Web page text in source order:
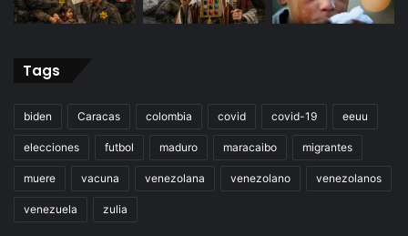
Tags
biden Caracas colombia covid covid-19 eeuu
elecciones futbol maduro maracaibo migrantes
muere vacuna venezolana venezolano venezolanos
venezuela zulia